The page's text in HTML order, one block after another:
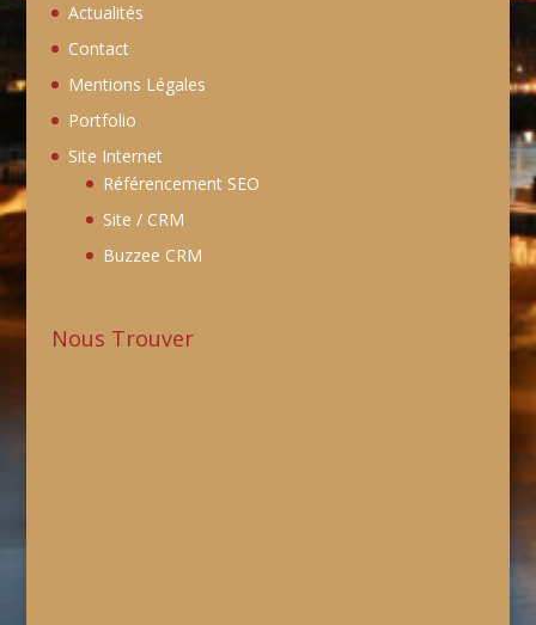
Actualités
Contact
Mentions Légales
Portfolio
Site Internet
Référencement SEO
Site / CRM
Buzzee CRM
Nous Trouver